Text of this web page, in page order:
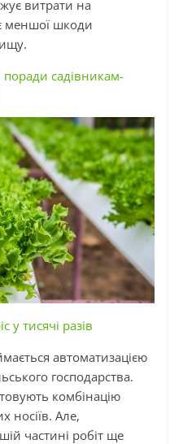
витрати на
меншої шкоди
поради садівникам-
у тисячі разів
автоматизацією
господарства.
комбінацію
носіїв. Але,
частині робіт ще